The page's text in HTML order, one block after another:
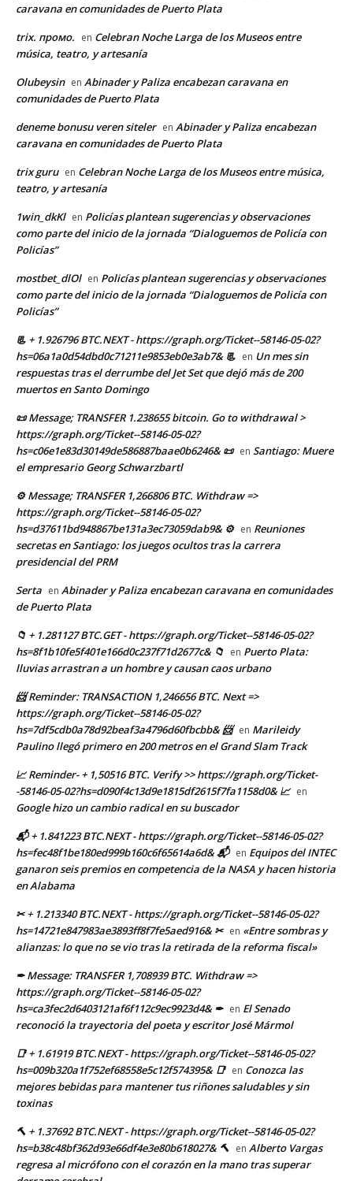
caravana en comunidades de Puerto Plata
trix. промо. en Celebran Noche Larga de los Museos entre
música, teatro, y artesanía
Olubeysin en Abinader y Paliza encabezan caravana en
comunidades de Puerto Plata
deneme bonusu veren siteler en Abinader y Paliza encabezan
caravana en comunidades de Puerto Plata
trix guru en Celebran Noche Larga de los Museos entre música,
teatro, y artesanía
1win_dkKl en Policías plantean sugerencias y observaciones
como parte del inicio de la jornada “Dialoguemos de Policía con
Policías”
mostbet_dlOl en Policías plantean sugerencias y observaciones
como parte del inicio de la jornada “Dialoguemos de Policía con
Policías”
📃 + 1.926796 BTC.NEXT - https://graph.org/Ticket--58146-05-02?
hs=06a1a0d54dbd0c71211e9853eb0e3ab7& 📃 en Un mes sin
respuestas tras el derrumbe del Jet Set que dejó más de 200
muertos en Santo Domingo
📜 Message; TRANSFER 1.238655 bitcoin. Go to withdrawal >
https://graph.org/Ticket--58146-05-02?
hs=c06e1e83d30149de586887baae0b6246& 📜 en Santiago: Muere
el empresario Georg Schwarzbartl
⚙ Message; TRANSFER 1,266806 BTC. Withdraw =>
https://graph.org/Ticket--58146-05-02?
hs=d37611bd948867be131a3ec73059dab9& ⚙ en Reuniones
secretas en Santiago: los juegos ocultos tras la carrera
presidencial del PRM
Serta en Abinader y Paliza encabezan caravana en comunidades
de Puerto Plata
📁 + 1.281127 BTC.GET - https://graph.org/Ticket--58146-05-02?
hs=8f1b10fe5f401e166d0c237f71d2677c& 📁 en Puerto Plata:
lluvias arrastran a un hombre y causan caos urbano
📨 Reminder: TRANSACTION 1,246656 BTC. Next =>
https://graph.org/Ticket--58146-05-02?
hs=7df5cdb0a78d92beaf3a4796d60fbcbb& 📨 en Marileidy
Paulino llegó primero en 200 metros en el Grand Slam Track
📈 Reminder- + 1,50516 BTC. Verify >> https://graph.org/Ticket-
-58146-05-02?hs=d090f4c13d9e1815df2615f7fa1158d0& 📈 en
Google hizo un cambio radical en su buscador
📬 + 1.841223 BTC.NEXT - https://graph.org/Ticket--58146-05-02?
hs=fec48f1be180ed999b160c6f65614a6d& 📬 en Equipos del INTEC
ganaron seis premios en competencia de la NASA y hacen historia
en Alabama
✂ + 1.213340 BTC.NEXT - https://graph.org/Ticket--58146-05-02?
hs=14721e847983ae3893ff8f7fe5aed916& ✂ en «Entre sombras y
alianzas: lo que no se vio tras la retirada de la reforma fiscal»
✒ Message: TRANSFER 1,708939 BTC. Withdraw =>
https://graph.org/Ticket--58146-05-02?
hs=ca3fec2d6403121af6f112c9ec9923d4& ✒ en El Senado
reconoció la trayectoria del poeta y escritor José Mármol
📑 + 1.61919 BTC.NEXT - https://graph.org/Ticket--58146-05-02?
hs=009b320a1f752ef68558e5c12f574395& 📑 en Conozca las
mejores bebidas para mantener tus riñones saludables y sin
toxinas
🔨 + 1.37692 BTC.NEXT - https://graph.org/Ticket--58146-05-02?
hs=b38c48bf362d93e66df4e3e80b618027& 🔨 en Alberto Vargas
regresa al micrófono con el corazón en la mano tras superar